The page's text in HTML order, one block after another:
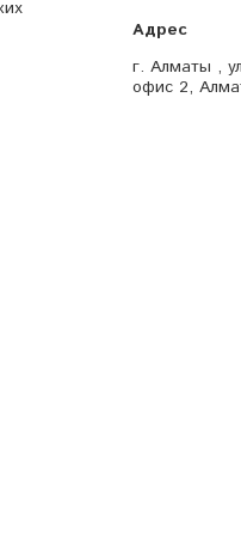
г. Алматы ,
офис 2,